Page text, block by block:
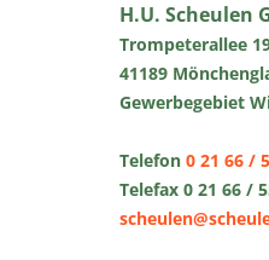
H.U. Scheulen
Trompeterallee
41189
Gewerbegebiet
Telefon 0 21 66 /
Telefax 0 21 66 /